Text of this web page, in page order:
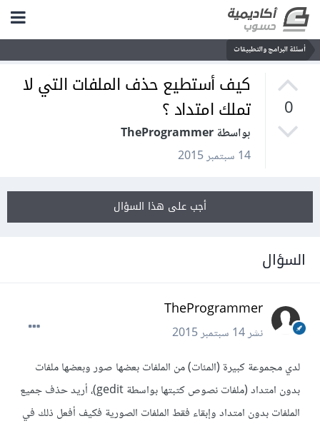
أسئلة البرامج والتطبيقات
0
كيف أستطيع حذف الملفات التي لا
تملك امتداد ؟
بواسطة TheProgrammer
14 سبتمبر 2015
أجب على هذا السؤال
السؤال
TheProgrammer
نشر14 سبتمبر 2015
لدي مجموعة كبيرة (المئات) من الملفات بعضها صور وبعضها ملفات
بدون امتداد (ملفات نصوص كتبتها بواسطة gedit)، أريد حذف جميع
الملفات بدون امتداد وإبقاء فقط الملفات الصورية فكيف أفعل ذلك في